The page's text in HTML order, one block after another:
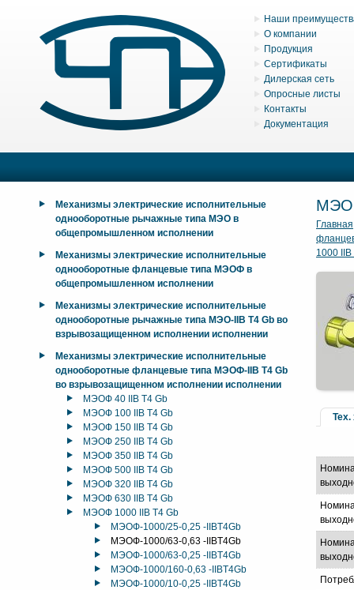
Наши
О компании
Продукция
Сертификаты
Дилерская сеть
Опросные листы
Контакты
Документация
Механизмы электрические исполнительные
однооборотные рычажные типа МЭО в
общепромышленном исполнении
Механизмы электрические исполнительные
однооборотные фланцевые типа МЭОФ в
общепромышленном исполнении
Механизмы электрические исполнительные
однооборотные рычажные типа МЭО-IIB T4 Gb во
взрывозащищенном исполнении исполнении
Механизмы электрические исполнительные
однооборотные фланцевые типа МЭОФ-IIB T4 Gb
во взрывозащищенном исполнении исполнении
МЭОФ 40 IIB T4 Gb
МЭОФ 100 IIB T4 Gb
МЭОФ 150 IIB T4 Gb
МЭОФ 250 IIB T4 Gb
МЭОФ 350 IIB T4 Gb
МЭОФ 500 IIB T4 Gb
МЭОФ 320 IIB T4 Gb
МЭОФ 630 IIB T4 Gb
МЭОФ 1000 IIB T4 Gb
МЭОФ-1000/25-0,25 -IIBT4Gb
МЭОФ-1000/63-0,63 -IIBT4Gb
МЭОФ-1000/63-0,25 -IIBT4Gb
МЭОФ-1000/160-0,63 -IIBT4Gb
МЭОФ-1000/10-0,25 -IIBT4Gb
Главная
1000 IIB
Тех.